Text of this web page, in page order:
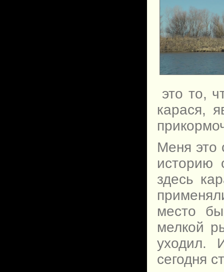
это то,
карася,
Меня это
историю
здесь
место
мелкой
уходил.
сегодня